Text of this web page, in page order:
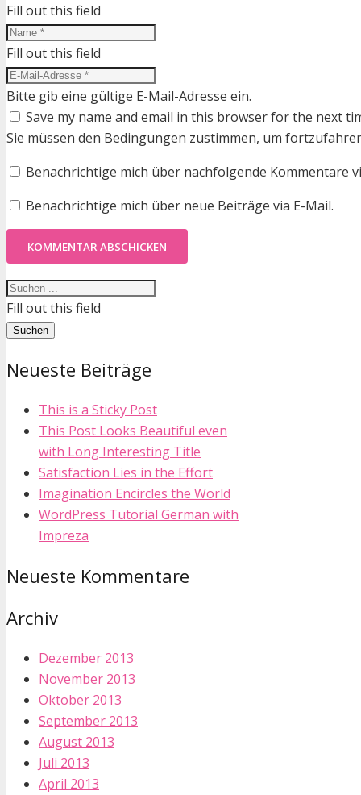
Fill out this field
Fill out this field
Bitte gib eine gültige E-Mail-Adresse ein.
Save my name and email in this browser for the next
Sie müssen den Bedingungen zustimmen, um
Benachrichtige mich über nachfolgende Kommentare
Benachrichtige mich über neue Beiträge via E-Mail.
KOMMENTAR ABSCHICKEN
Fill out this field
Suchen
Neueste Beiträge
This is a Sticky Post
This Post Looks Beautiful even
with Long Interesting Title
Satisfaction Lies in the Effort
Imagination Encircles the World
WordPress Tutorial German with
Impreza
Neueste Kommentare
Archiv
Dezember 2013
November 2013
Oktober 2013
September 2013
August 2013
Juli 2013
April 2013